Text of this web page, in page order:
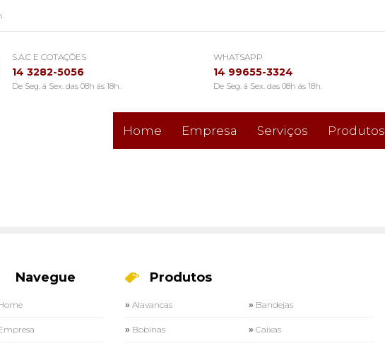
S.A.C E COTAÇÕES
14 3282-5056
De Seg. á Sex. das 08h ás 18h.
WHATSAPP
14 99655-3324
De Seg. á Sex. das 08h ás 18h.
Home Empresa Serviços Produtos
Navegue Produtos
Alavancas Bandejas
Bobinas Caixas